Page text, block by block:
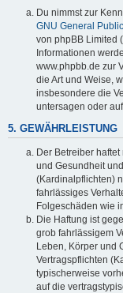
Du nimmst zur
GNU General
von phpBB Limited
Informationen
www.phpbb.de zur
die Art und Weise,
insbesondere die
untersagen oder
5. GEWÄHRLEISTUNG
Der Betreiber
und Gesundheit
(Kardinalpflichten)
fahrlässiges
Folgeschäden wie
Die Haftung ist
grob fahrlässigem
Leben, Körper und
Vertragspflichten
typischerweise
auf die